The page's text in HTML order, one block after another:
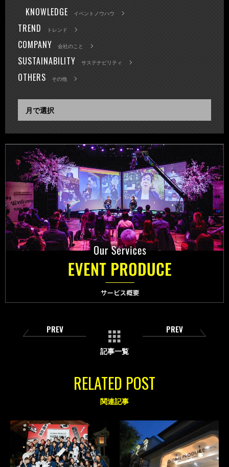
KNOWLEDGE イベントノウハウ
TREND トレンド
COMPANY 会社のこと
SUSTAINABILITY サステナビリティ
OTHERS その他
PREV
記事一覧
PREV
RELATED POST
関連記事